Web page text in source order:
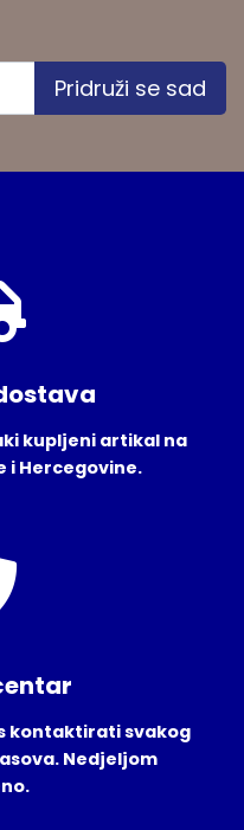
Pridruži se sad
kupljeni artikal na
i Hercegovine.
kontaktirati svakog
Nedjeljom